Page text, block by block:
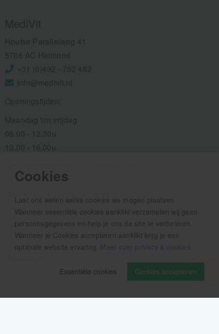
Cookies
Laat ons weten welke cookies we mogen plaatsen.
Wanneer essentiële cookies aanklikt verzamelen wij geen
persoonsgegevens en help je ons de site te verbeteren.
Wanneer je Cookies accepteren aanklikt krijg je een
optimale website ervaring. Meer over privacy & cookies
Cookies accepteren
Essentiële cookies
Aanmelden nieuwsbrief
Als eerste op de hoogte zijn van het laatste nieuws:
Volg ons op